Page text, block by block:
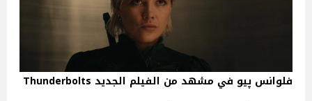
فلوانس پيو في مشهد من الفيلم الجديد Thunderbolts